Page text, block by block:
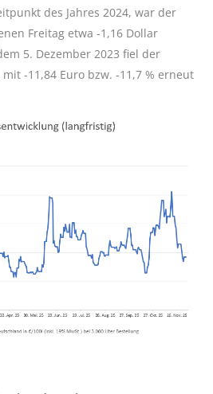
des Jahres 2024, war der
Freitag etwa -1,16 Dollar
5. Dezember 2023 fiel der
-11,84 Euro bzw. -11,7 % erneut